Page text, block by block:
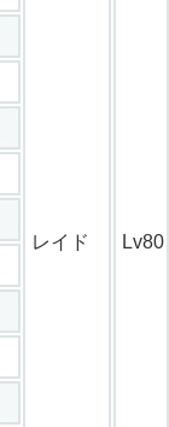
レイド Lv80